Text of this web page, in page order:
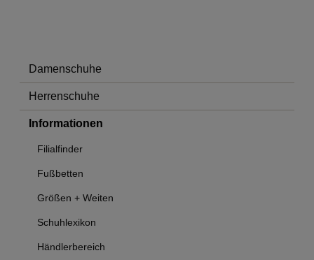
Damenschuhe
Herrenschuhe
Informationen
Filialfinder
Fußbetten
Größen + Weiten
Schuhlexikon
Händlerbereich